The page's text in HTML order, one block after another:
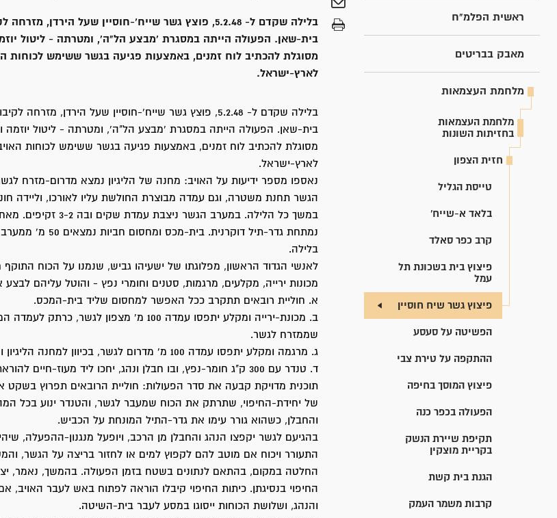
ראשית הפלמ"ח
מאבק בבריטים
מלחמת העצמאות
מלחמת העצמאות
בחזיתות השונות
חזית הצפון
טייסת הגליל
בלאד א-שייח'
קרב כפר סאלד
פיצוץ בית בשכונת תל
עמל
פיצוץ גשר שיח חוסיין
הפשיטה על סעסע
ההתקפה על טירת צבי
פיצוץ המוסך בחיפה
הפעולה בכפר כנה
תקיפת שיירת הנשק
בקריית מוצקין
הגנת בית קשת
קרבות משמר העמק
בלילה שקדם ל- 5.2.48, פוצץ גשר שייח’-חוסיין שעל הירדן,
בית-שאן. הפעולה הייתה במסגרת 'מבצע הל"ה', ומטרתה - ליטול
מסוגלת להכתיב לוח זמנים, באמצעות פגיעה בגשר ששימש לכוחות
לארץ-ישראל.
בלילה שקדם ל- 5.2.48, פוצץ גשר שייח’-חוסיין שעל הירדן,
בית-שאן. הפעולה הייתה במסגרת 'מבצע הל"ה', ומטרתה - ליטול יוזמה
מסוגלת להכתיב לוח זמנים, באמצעות פגיעה בגשר ששימש לכוחות
לארץ-ישראל.
נאספו מספר ידיעות על האויב: מחנה של הליגיון נמצא מדרום-מזרח
הגשר תחנת משטרה, וגם עמדה מבוצרת החולשת עליו לאורכו, וליידה חונה
במשך כל הלילה. במערב הגשר
נמתחת גדר-תיל דוקרנית.
בלילה.
לאנשי הגדוד הראשון, מפלוגתו של ישעיהו גביש, שנמנו על הכוח
מכונות ירייה, מקלעים, מרגמות, סטנים וחומרי נפץ - והוטל עליהם
א. חוליית רובאים תתקרב ככל האפשר למחסום שליד בית-המכס.
ב. מכונת-ירייה ומקלע יתפסו עמדה 100 מ' מצפון לגשר,
שממזרח לגשר.
ג. מרגמה ומקלע יתפסו עמדה 100 מ' מדרום לגשר, בכיוון למחנה הליגיון והמשטרה.
ד. טנדר עם 300 ק"ג חומר-נפץ, ובו חבלן ונהג, יחכו ליד מעוז-חיים להוראת הפעלה.
תוכנית מדויקת קבעה את סדר הפעולות: חוליית הרובאים תפרוץ
של יחידת-החיפוי, שתרתק את הכוח שמעבר לגשר, והטנדר ינוע בכל
והחבלן, כשהוא גורר עימו את גדר-התיל המונחת על הכביש.
בהגיעם לגשר יקפצו הנהג והחבלן מן הרכב, ויופעל מנגנון-ההפעלה,
התעורר ויכוח אם מוטב להם לקפוץ למים או לחזור בריצה על הגשר,
החלטה במקום, בהתאם לנתונים בשטח בזמן הפעולה. בהמשך, נאמר,
החיפוי בנסיגתן. כיתות החיפוי קיבלו הוראה לפתוח באש לעבר האויב,
והנהג, ושלושת הכוחות ייסוגו במסע לעבר בית-השיטה.